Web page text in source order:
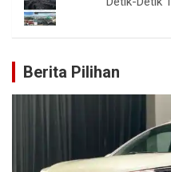
Berita Pilihan